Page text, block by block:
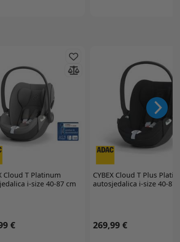
Cloud T Platinum
i-size 40-87 cm
€
CYBEX Cloud T Plus
autosjedalica i-size 40-87
269,99 €